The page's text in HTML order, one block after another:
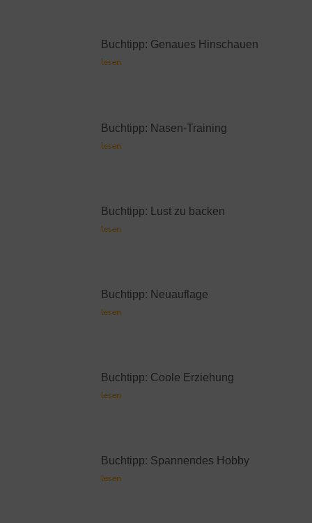
Buchtipp: Genaues Hinschauen
lesen
Buchtipp: Nasen-Training
lesen
Buchtipp: Lust zu backen
lesen
Buchtipp: Neuauflage
lesen
Buchtipp: Coole Erziehung
lesen
Buchtipp: Spannendes Hobby
lesen